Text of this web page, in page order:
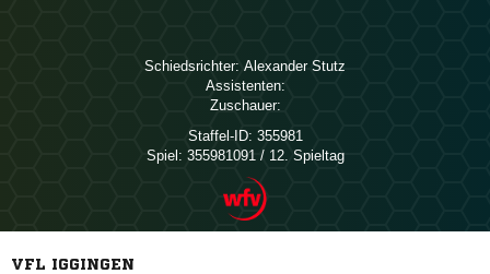
Schiedsrichter:  
Assistenten:
Zuschauer:
Staffel-ID: 355981
Spiel: 355981091 / 12. Spieltag
VFL IGGINGEN